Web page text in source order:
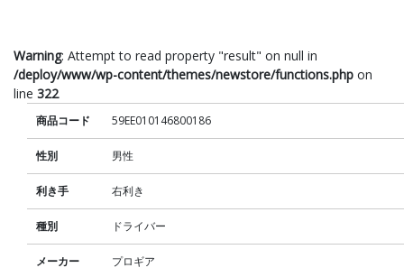
Warning: Attempt to read property "result" on null in
/deploy/www/wp-content/themes/newstore/functions.php on
line 322
商品コード 59EE010146800186
性別 男性
利き手 右利き
種別 ドライバー
メーカー プロギア